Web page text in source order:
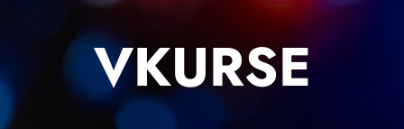
VKURSE